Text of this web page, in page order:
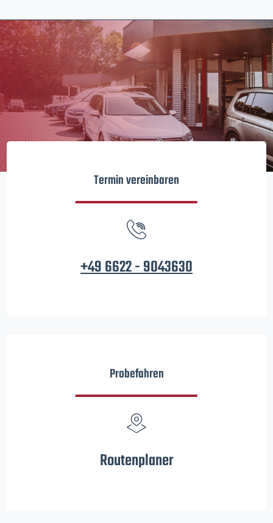
Termin vereinbaren
+49 6622 - 9043630
Probefahren
Routenplaner